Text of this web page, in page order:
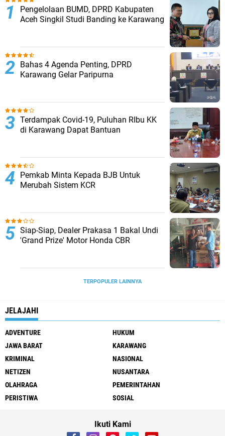
Pengelolaan BUMD, DPRD Kabupaten
Aceh Singkil Studi Banding ke Karawang
Bahas 4 Agenda Penting, DPRD
Karawang Gelar Paripurna
Terdampak Covid-19, Puluhan RIbu KK
di Karawang Dapat Bantuan
Pemkab Minta Kepada BJB Untuk
Merubah Sistem KCR
Siap-Siap, Dealer Prakasa 1 Bakal Undi
'Grand Prize' Motor Honda CBR
TERPOPULER LAINNYA
JELAJAHI
ADVENTURE
HUKUM
JAWA BARAT
KARAWANG
KRIMINAL
NASIONAL
NETIZEN
NUSANTARA
OLAHRAGA
PEMERINTAHAN
PERISTIWA
SOSIAL
Ikuti Kami